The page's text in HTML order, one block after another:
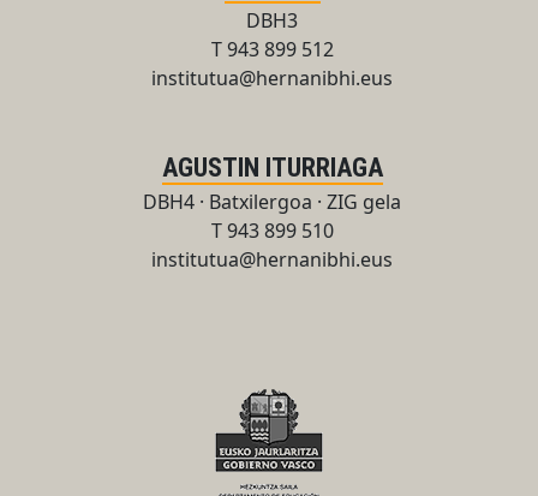
DBH3
T 943 899 512
institutua@hernanibhi.eus
AGUSTIN ITURRIAGA
DBH4 · Batxilergoa · ZIG gela
T 943 899 510
institutua@hernanibhi.eus